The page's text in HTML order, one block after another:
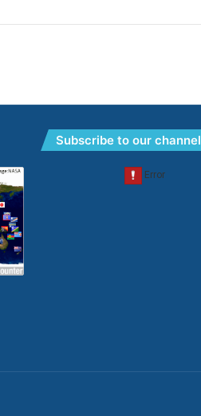
Subscribe to our channel